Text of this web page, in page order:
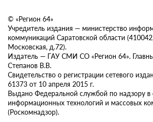
© «Регион 64»
Учредитель издания — министерство
коммуникаций Саратовской области
Московская, д.72).
Издатель — ГАУ СМИ СО «Регион 64».
Степанов В.В.
Свидетельство о регистрации сетевого
61373 от 10 апреля 2015 г.
Выдано Федеральной службой по надзору в
информационных технологий и массовых
(Роскомнадзор).